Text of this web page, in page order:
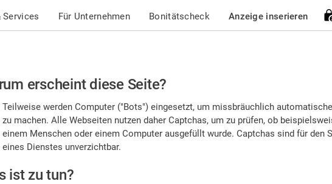
Services Für Unternehmen Bonitätscheck Anzeige inserieren
erscheint diese Seite?
Teilweise werden Computer ("Bots") eingesetzt, um missbräuchlich
zu machen. Alle Webseiten nutzen daher Captchas, um zu prüfen, ob
einem Menschen oder einem Computer ausgefüllt wurde. Captchas sind für den
eines Dienstes unverzichtbar.
ist zu tun?